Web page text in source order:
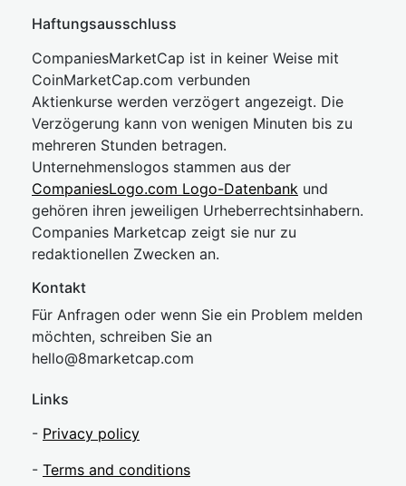
Haftungsausschluss
CompaniesMarketCap ist in keiner Weise mit
CoinMarketCap.com verbunden
Aktienkurse werden verzögert angezeigt. Die
Verzögerung kann von wenigen Minuten bis zu
mehreren Stunden betragen.
Unternehmenslogos stammen aus der
CompaniesLogo.com Logo-Datenbank und
gehören ihren jeweiligen Urheberrechtsinhabern.
Companies Marketcap zeigt sie nur zu
redaktionellen Zwecken an.
Kontakt
Für Anfragen oder wenn Sie ein Problem melden
möchten, schreiben Sie an
hello@8marketcap.com
Links
- Privacy policy
- Terms and conditions